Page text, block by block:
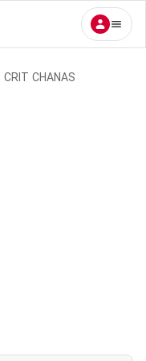
CRIT CHANAS